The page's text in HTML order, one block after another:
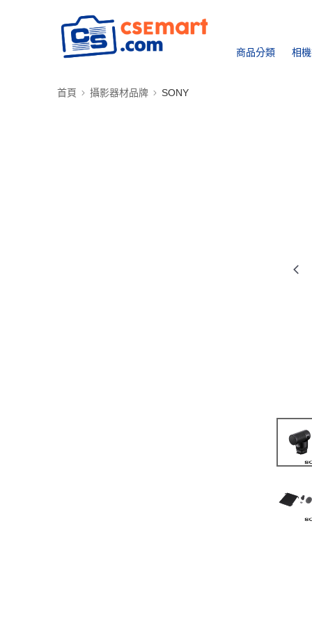
商品分類 相
首頁 攝影器材品牌 SONY